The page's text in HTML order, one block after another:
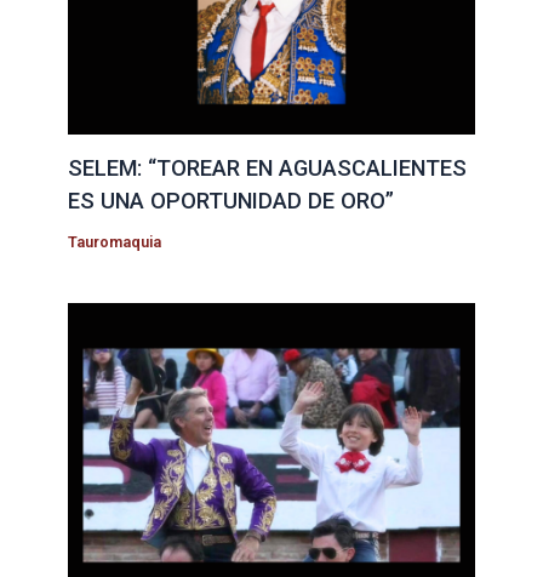
SELEM: “TOREAR EN AGUASCALIENTES
ES UNA OPORTUNIDAD DE ORO”
Tauromaquia